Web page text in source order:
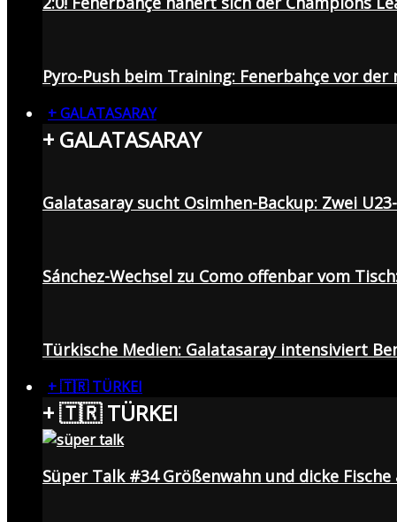
Pyro-Push beim Training: Fenerbahçe vor
+ GALATASARAY
+ GALATASARAY
Galatasaray sucht Osimhen-Backup: Zwei
Sánchez-Wechsel zu Como offenbar vom
Türkische Medien: Galatasaray intensiviert
+ 🇹🇷 TÜRKEI
+ 🇹🇷 TÜRKEI
Süper Talk #34 Größenwahn und dicke Fische